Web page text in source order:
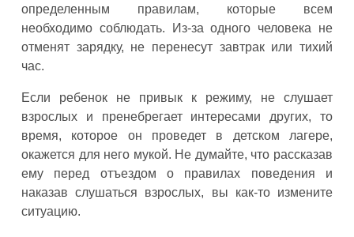
определенным правилам, которые всем
необходимо соблюдать. Из-за одного человека не
отменят зарядку, не перенесут завтрак или тихий
час.
Если ребенок не привык к режиму, не слушает
взрослых и пренебрегает интересами других, то
время, которое он проведет в детском лагере,
окажется для него мукой. Не думайте, что рассказав
ему перед отъездом о правилах поведения и
наказав слушаться взрослых, вы как-то измените
ситуацию.